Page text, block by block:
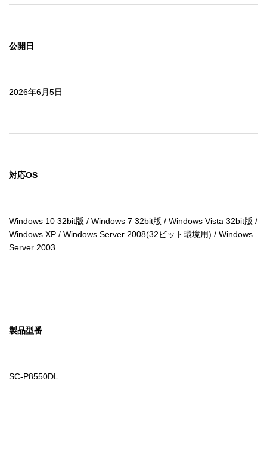
公開日
2026年6月5日
対応OS
Windows 10 32bit版 / Windows 7 32bit版 / Windows Vista 32bit版 /
Windows XP / Windows Server 2008(32ビット環境用) / Windows
Server 2003
製品型番
SC-P8550DL